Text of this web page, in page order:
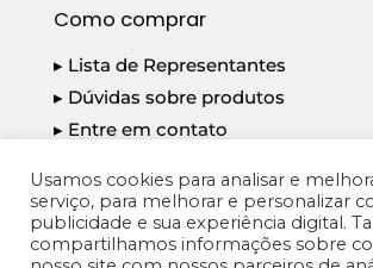
Como comprar
▸ Lista de Representantes
▸ Dúvidas sobre produtos
▸ Entre em contato
Usamos cookies para analisar e
serviço, para melhorar e personalizar
publicidade e sua experiência digital.
compartilhamos informações sobre